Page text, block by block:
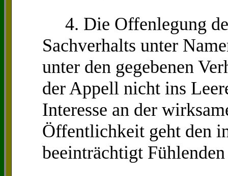
4. Die Offenlegung
Sachverhalts unter
unter den gegebenen
der Appell nicht ins
Interesse an der
Öffentlichkeit geht den
beeinträchtigt